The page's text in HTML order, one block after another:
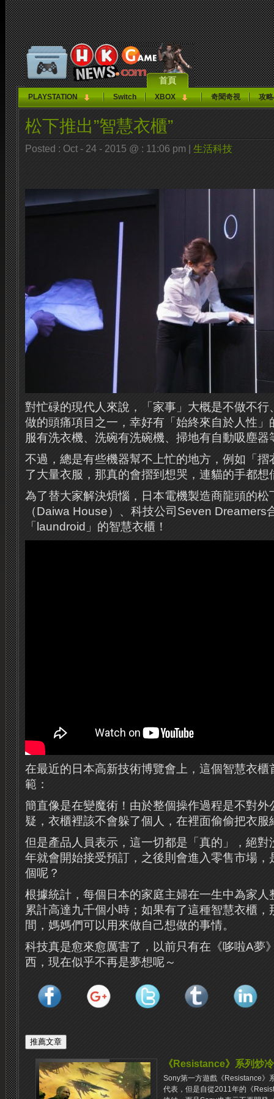
首頁
PLAYSTATION Switch XBOX 奇聞奇視 攻
松下推出”智慧衣櫃”
Posted : Oct - 24 - 2015 @ : 11:06 pm | 生活科技
對忙碌的現代人來說，「家事」大概是不做不行
做的頭痛項目之一，幸好有「始終來自於人性」
服有洗衣機、洗碗有洗碗機、掃地有自動吸塵器
不過，總是有些機器幫不上忙的地方，例如「
了大量衣服，那真的會摺到想哭，連貓的手都想
為了替大家解決煩惱，日本電機製造商龍頭的松
（Daiwa House）、科技公司Seven Dreamers
「laundroid」的智慧衣櫃！
在最近的日本高新技術博覽會上，這個智慧衣櫃
範：
簡直像是在變魔術！由於整個操作過程是不對外
疑，衣櫃裡該不會躲了個人，在裡面偷偷把衣服
但是產品人員表示，這一切都是「真的」，絕對
年就會開始接受預訂，之後則會進入零售市場，
個呢？
根據統計，每個日本的家庭主婦在一生中為家人
累計高達九千個小時；如果有了這種智慧衣櫃
間，媽媽們可以用來做自己想做的事情。
科技真是愈來愈厲害了，以前只有在《哆啦A夢
西，現在似乎不再是夢想呢～
《Resistance》系列炒
Sony第一方遊戲《Resistance》
代表，但是自從2011年的《